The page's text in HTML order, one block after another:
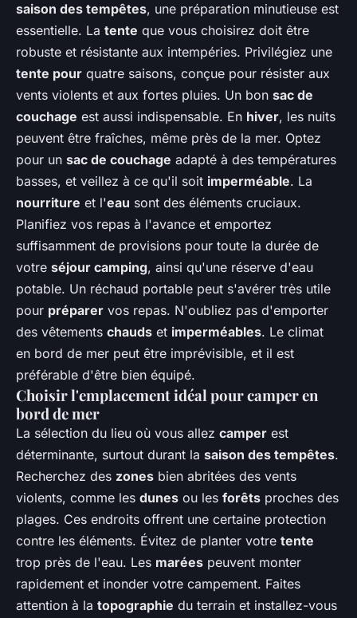
saison des tempêtes, une préparation minutieuse est
essentielle. La tente que vous choisirez doit être
robuste et résistante aux intempéries. Privilégiez une
tente pour quatre saisons, conçue pour résister aux
vents violents et aux fortes pluies. Un bon sac de
couchage est aussi indispensable. En hiver, les nuits
peuvent être fraîches, même près de la mer. Optez
pour un sac de couchage adapté à des températures
basses, et veillez à ce qu'il soit imperméable. La
nourriture et l'eau sont des éléments cruciaux.
Planifiez vos repas à l'avance et emportez
suffisamment de provisions pour toute la durée de
votre séjour camping, ainsi qu'une réserve d'eau
potable. Un réchaud portable peut s'avérer très utile
pour préparer vos repas. N'oubliez pas d'emporter
des vêtements chauds et imperméables. Le climat
en bord de mer peut être imprévisible, et il est
préférable d'être bien équipé.
Choisir l'emplacement idéal pour camper en
bord de mer
La sélection du lieu où vous allez camper est
déterminante, surtout durant la saison des tempêtes.
Recherchez des zones bien abritées des vents
violents, comme les dunes ou les forêts proches des
plages. Ces endroits offrent une certaine protection
contre les éléments. Évitez de planter votre tente
trop près de l'eau. Les marées peuvent monter
rapidement et inonder votre campement. Faites
attention à la topographie du terrain et installez-vous